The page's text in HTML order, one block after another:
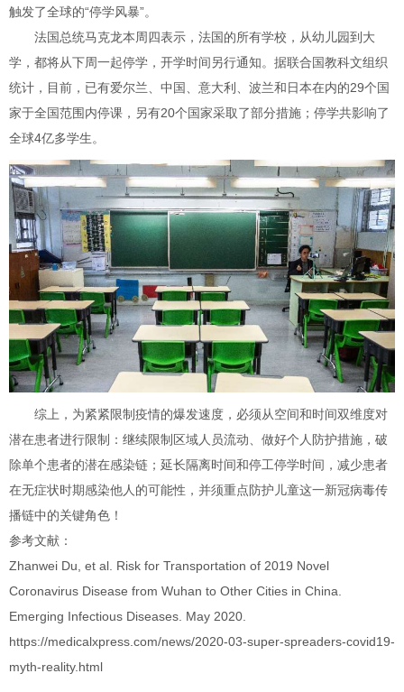
触发了全球的“停学风暴”。
法国总统马克龙本周四表示，法国的所有学校，从幼儿园到大
学，都将从下周一起停学，开学时间另行通知。据联合国教科文组织
统计，目前，已有爱尔兰、中国、意大利、波兰和日本在内的29个国
家于全国范围内停课，另有20个国家采取了部分措施；停学共影响了
全球4亿多学生。
综上，为紧紧限制疫情的爆发速度，必须从空间和时间双维度对
潜在患者进行限制：继续限制区域人员流动、做好个人防护措施，破
除单个患者的潜在感染链；延长隔离时间和停工停学时间，减少患者
在无症状时期感染他人的可能性，并须重点防护儿童这一新冠病毒传
播链中的关键角色！
参考文献：
Zhanwei Du, et al. Risk for Transportation of 2019 Novel
Coronavirus Disease from Wuhan to Other Cities in China.
Emerging Infectious Diseases. May 2020.
https://medicalxpress.com/news/2020-03-super-spreaders-covid19-
myth-reality.html